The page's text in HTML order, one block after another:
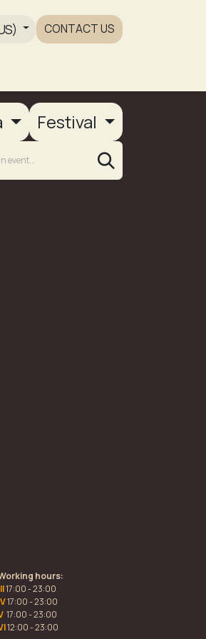
CONTACT US
Festival
hours:
17:00 - 23:00
17:00 - 23:00
17:00 - 23:00
12:00 - 23:00